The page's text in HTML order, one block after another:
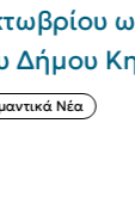
ως
Κηφισιάς